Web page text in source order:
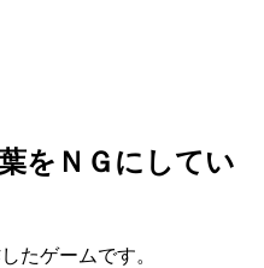
をＮＧにしてい
たゲームです。